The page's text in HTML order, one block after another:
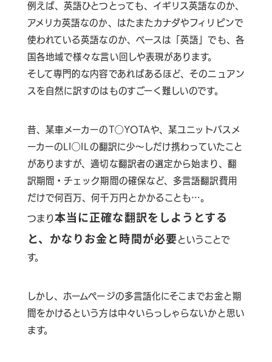
例えば、英語ひとつとっても、イギリス英語なのか、
アメリカ英語なのか、はたまたカナダやフィリピンで
使われている英語なのか、ベースは「英語」でも、各
国各地域で様々な言い回しや表現があります。
そして専門的な内容であればあるほど、そのニュアン
スを自然に訳すのはものすごーく難しいのです。
昔、某車メーカーのT◯YOTAや、某ユニットバスメ
ーカーのLI◯ILの翻訳に少～しだけ携わっていたこと
がありますが、適切な翻訳者の選定から始まり、翻
訳期間・チェック期間の確保など、多言語翻訳費用
だけで何百万、何千万円とかかることも…。
つまり本当に正確な翻訳をしようとする
と、かなりお金と時間が必要 ということで
す。
しかし、ホームページの多言語化にそこまでお金と期
間をかけるという方は中々いらっしゃらないかと思い
ます。